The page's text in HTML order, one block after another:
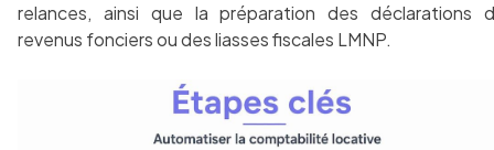
relances, ainsi que la préparation des déclarations
revenus fonciers ou des liasses fiscales LMNP.